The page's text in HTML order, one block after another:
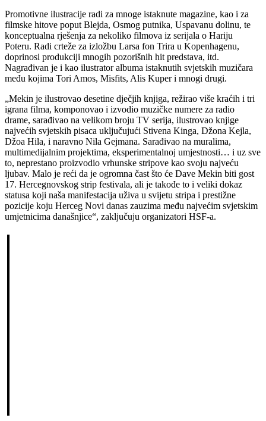
Promotivne ilustracije radi za mnoge istaknute magazine, kao i za
filmske hitove poput Blejda, Osmog putnika, Uspavanu dolinu, te
konceptualna rješenja za nekoliko filmova iz serijala o Hariju
Poteru. Radi crteže za izložbu Larsa fon Trira u Kopenhagenu,
doprinosi produkciji mnogih pozorišnih hit predstava, itd.
Nagrađivan je i kao ilustrator albuma istaknutih svjetskih muzičara
među kojima Tori Amos, Misfits, Alis Kuper i mnogi drugi.
„Mekin je ilustrovao desetine dječjih knjiga, režirao više kraćih i tri
igrana filma, komponovao i izvodio muzičke numere za radio
drame, sarađivao na velikom broju TV serija, ilustrovao knjige
najvećih svjetskih pisaca uključujući Stivena Kinga, Džona Kejla,
Džoa Hila, i naravno Nila Gejmana. Sarađivao na muralima,
multimedijalnim projektima, eksperimentalnoj umjestnosti… i uz sve
to, neprestano proizvodio vrhunske stripove kao svoju najveću
ljubav. Malo je reći da je ogromna čast što će Dave Mekin biti gost
17. Hercegnovskog strip festivala, ali je takođe to i veliki dokaz
statusa koji naša manifestacija uživa u svijetu stripa i prestižne
pozicije koju Herceg Novi danas zauzima među najvećim svjetskim
umjetnicima današnjice“, zaključuju organizatori HSF-a.